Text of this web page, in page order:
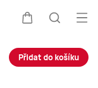
Přidat do košíku